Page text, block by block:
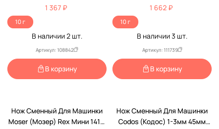
CP-5000 5200
1 367 ₽
10 г
В наличии 2шт.
Артикул: 108842
В корзину
1 662 ₽
10 г
В наличии 3 шт.
Артикул: 111739
В корзину
Нож Сменный Для Машинки
Moser (Мозер) Rex Мини 1411-
Нож Сменный Для Машинки
Codos (Кодос) 1-3мм 45мм